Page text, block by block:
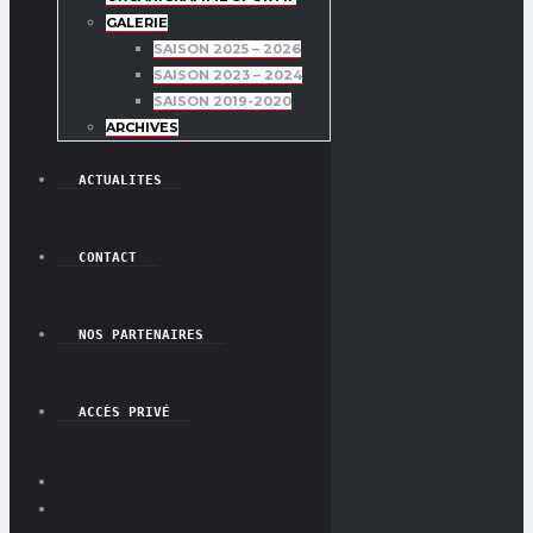
GALERIE
SAISON 2025 – 2026
SAISON 2023 – 2024
SAISON 2019-2020
ARCHIVES
ACTUALITES
CONTACT
NOS PARTENAIRES
ACCÈS PRIVÉ